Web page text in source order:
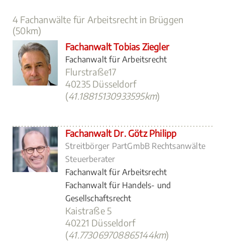
4 Fachanwälte für Arbeitsrecht in Brüggen
(50km)
Fachanwalt Tobias Ziegler
Fachanwalt für Arbeitsrecht
Flurstraße17
40235 Düsseldorf
(41.18815130933595km)
Fachanwalt Dr. Götz Philipp
Streitbörger PartGmbB Rechtsanwälte
Steuerberater
Fachanwalt für Arbeitsrecht
Fachanwalt für Handels- und
Gesellschaftsrecht
Kaistraße 5
40221 Düsseldorf
(41.773069708865144km)